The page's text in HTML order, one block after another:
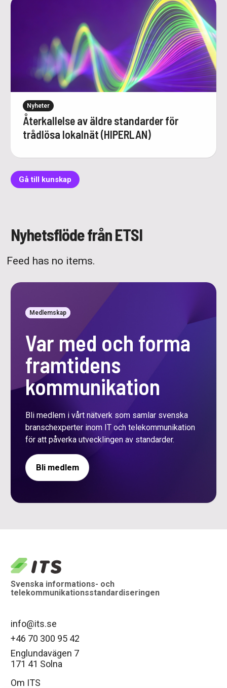
Nyheter
Återkallelse av äldre standarder för
trådlösa lokalnät (HIPERLAN)
Gå till kunskap
Nyhetsflöde från ETSI
Feed has no items.
Medlemskap
Var med och forma
framtidens
kommunikation
Bli medlem i vårt nätverk som samlar svenska
branschexperter inom IT och telekommunikation
för att påverka utvecklingen av standarder.
Bli medlem
logo
Svenska informations- och
telekommunikationsstandardiseringen
info@its.se
+46 70 300 95 42
Englundavägen 7
171 41 Solna
Om ITS